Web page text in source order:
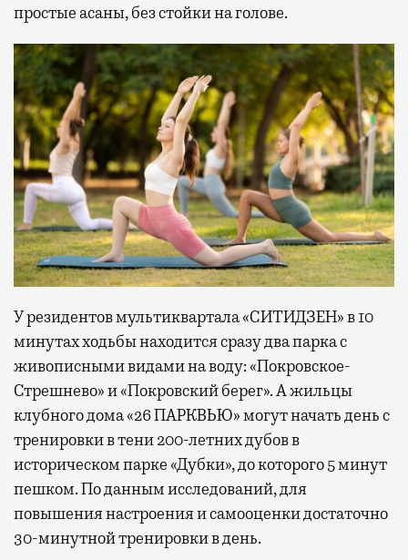
простые асаны, без стойки на голове.
У резидентов мультиквартала «СИТИДЗЕН» в 10
минутах ходьбы находится сразу два парка с
живописными видами на воду: «Покровское-
Стрешнево» и «Покровский берег». А жильцы
клубного дома «26 ПАРКВЬЮ» могут начать день с
тренировки в тени 200-летних дубов в
историческом парке «Дубки», до которого 5 минут
пешком. По данным исследований, для
повышения настроения и самооценки достаточно
30-минутной тренировки в день.